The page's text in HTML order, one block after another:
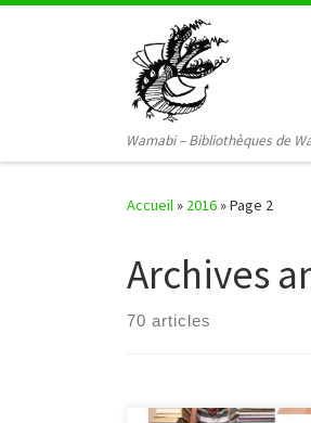
Wamabi – Bibliothèques de
Accueil» 2016»Page 2
Archives
70 articles